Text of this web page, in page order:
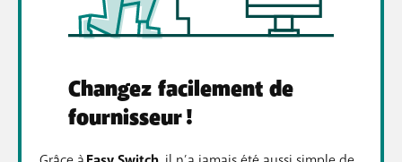
Changez facilement de
fournisseur !